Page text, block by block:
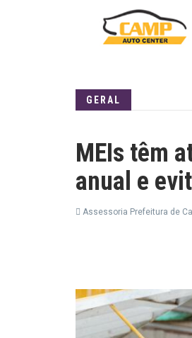
GERAL
MEIs têm
anual e
Assessoria Prefeitura de